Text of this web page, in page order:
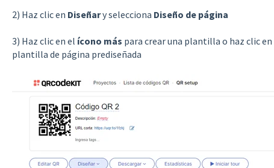
2) Haz clic en Diseñary selecciona Diseño de página
3) Haz clic en el ícono más para crear una plantilla o haz clic en
plantilla de página prediseñada